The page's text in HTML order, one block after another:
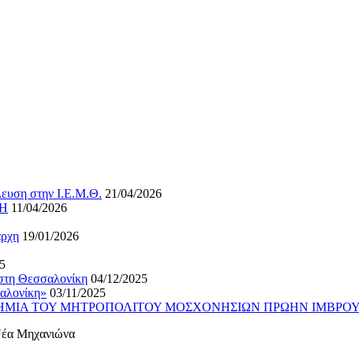
στην Ι.Ε.Μ.Θ. 21/04/2026
11/04/2026
19/01/2026
Θεσσαλονίκη 04/12/2025
03/11/2025
ΤΟΥ ΜΗΤΡΟΠΟΛΙΤΟΥ ΜΟΣΧΟΝΗΣΙΩΝ ΠΡΩΗΝ
Μηχανιώνα